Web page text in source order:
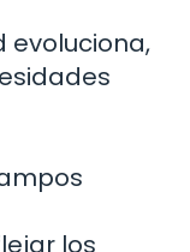
evoluciona,
los